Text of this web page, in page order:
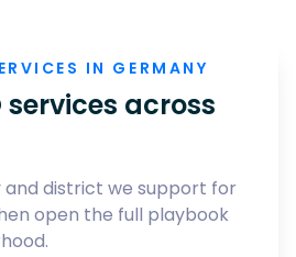
IN GERMANY
services across
and district we support for
open the full playbook